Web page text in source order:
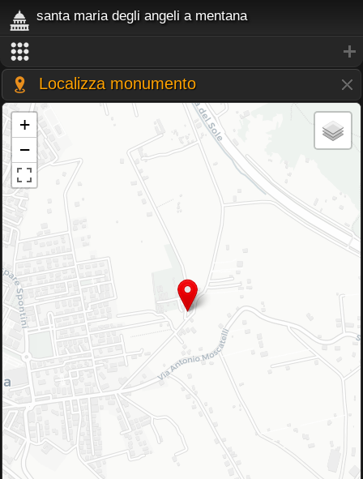
santa maria degli angeli a mentana
Localizza monumento
+
−